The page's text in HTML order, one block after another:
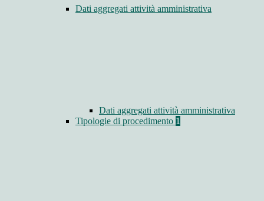
Dati aggregati attività amministrativa
Dati aggregati attività amministrativa
Tipologie di procedimento 1